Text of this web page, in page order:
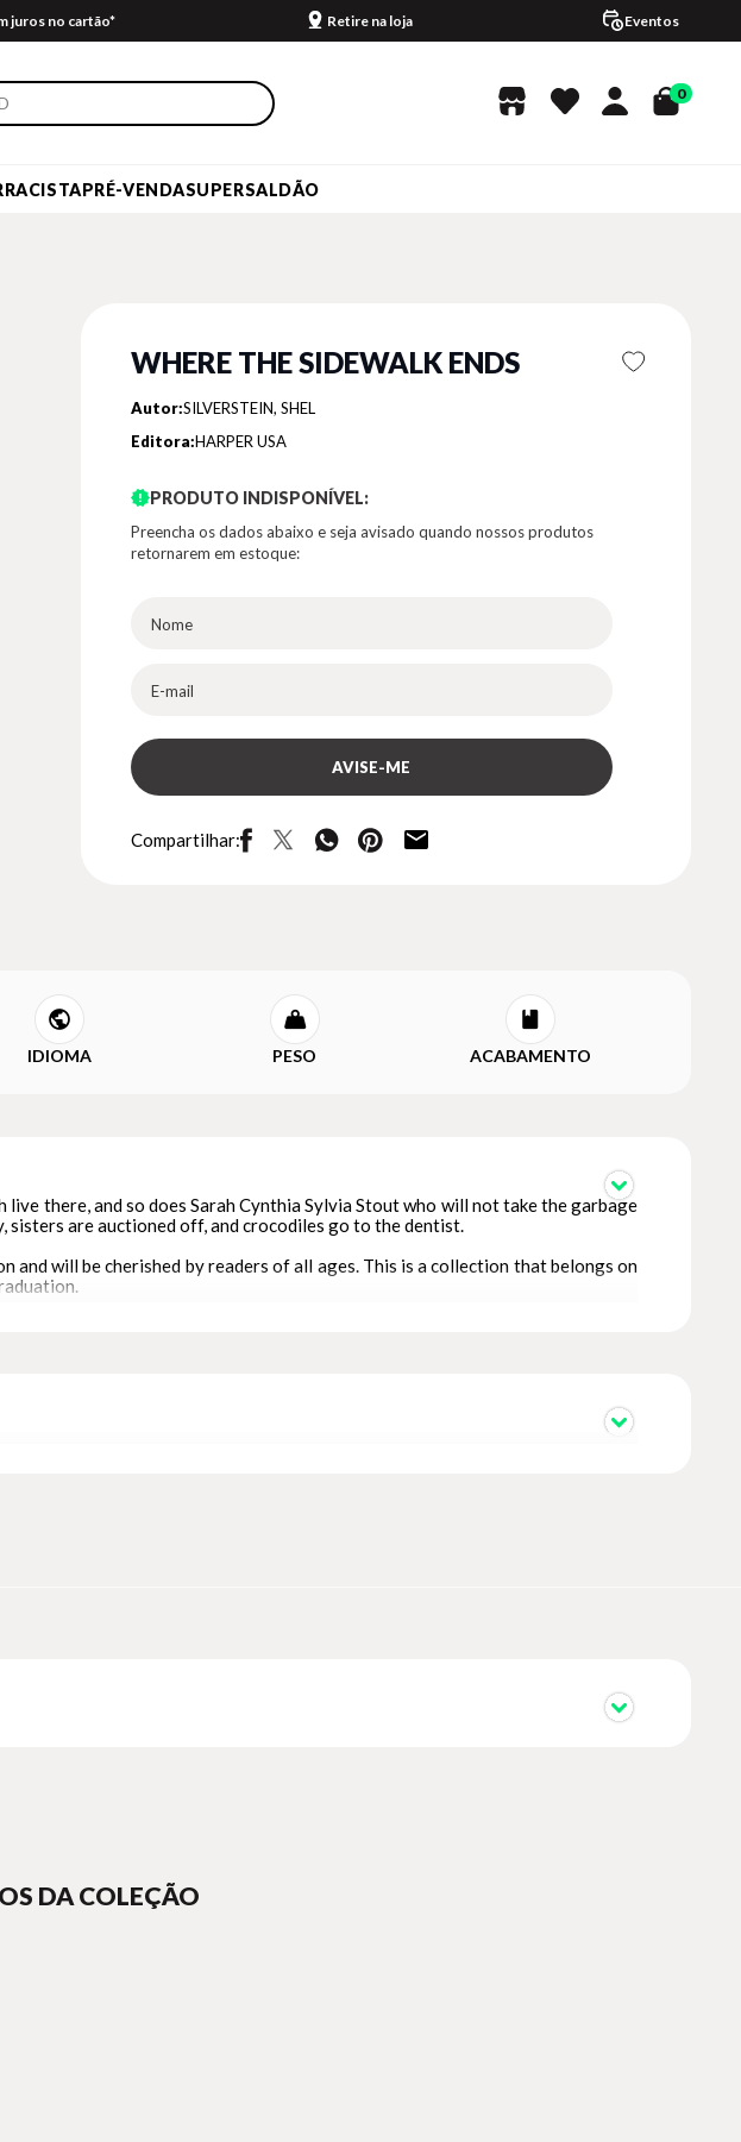
juros no cartão* Retire na loja Eventos
0
PRÉ-VENDASUPERSALDÃO
WHERE THE SIDEWALK ENDS
Autor:SILVERSTEIN, SHEL
Editora:HARPER USA
PRODUTO INDISPONÍVEL:
Preencha os dados abaixo e seja avisado quando nossos produtos
retornarem em estoque:
Compartilhar:
IDIOMA PESO ACABAMENTO
there, and so does Sarah Cynthia Sylvia Stout who will not take the garbage
sisters are auctioned off, and crocodiles go to the dentist.
will be cherished by readers of all ages. This is a collection that belongs on
DA COLEÇÃO